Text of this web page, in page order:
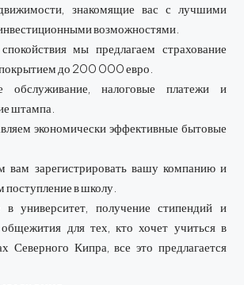
знакомящие вас с лучшими
возможностями.
мы предлагаем страхование
покрытием до 200 000 евро.
обслуживание, налоговые платежи и
штампа.
экономически эффективные бытовые
зарегистрировать вашу компанию и
поступление в школу.
в университет, получение стипендий и
общежития для тех, кто хочет учиться в
Северного Кипра, все это предлагается